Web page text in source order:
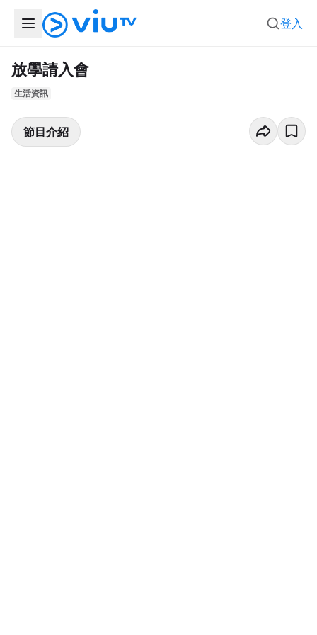
登入
放學請入會
生活資訊
節目介紹